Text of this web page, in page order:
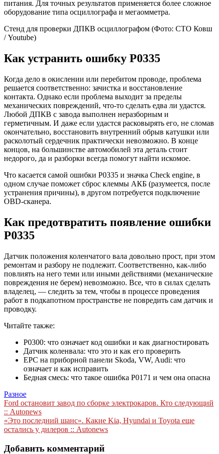
питания. Для точных результатов применяется более сложное
оборудование типа осциллографа и мегаомметра.
Стенд для проверки ДПКВ осциллографом (Фото: СТО Ковш
/ Youtube)
Как устранить ошибку P0335
Когда дело в окислении или перебитом проводе, проблема
решается соответственно: зачистка и восстановление
контакта. Однако если проблема выходит за пределы
механических повреждений, что-то сделать едва ли удастся.
Любой ДПКВ с завода выполнен неразборным и
герметичным. И даже если удастся расковырять его, не сломав
окончательно, восстановить внутренний обрыв катушки или
расколотый сердечник практически невозможно. В конце
концов, на большинстве автомобилей эта деталь стоит
недорого, да и разборки всегда помогут найти искомое.
Что касается самой ошибки P0335 и значка Check engine, в
одном случае поможет сброс клеммы АКБ (разумеется, после
устранения причины), в другом потребуется подключение
OBD-сканера.
Как предотвратить появление ошибки
P0335
Датчик положения коленчатого вала довольно прост, при этом
ремонтам и разбору не подлежит. Соответственно, как-либо
повлиять на него теми или иными действиями (механические
повреждения не берем) невозможно. Все, что в силах сделать
владелец, — следить за тем, чтобы в процессе проведения
работ в подкапотном пространстве не повредить сам датчик и
проводку.
Читайте также:
P0300: что означает код ошибки и как диагностировать
Датчик коленвала: что это и как его проверить
EPC на приборной панели Skoda, VW, Audi: что
означает и как исправить
Бедная смесь: что такое ошибка Р0171 и чем она опасна
Разное
Навигация
по
записям
Ford остановит завод по сборке электрокаров. Кто следующий
:: Autonews
«Это последний шанс». Какие Kia, Hyundai и Toyota еще
остались у дилеров :: Autonews
Добавить комментарий